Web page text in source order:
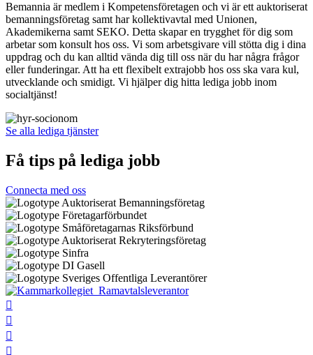
Bemannia är medlem i Kompetensföretagen och vi är ett auktoriserat
bemanningsföretag samt har kollektivavtal med Unionen,
Akademikerna samt SEKO. Detta skapar en trygghet för dig som
arbetar som konsult hos oss. Vi som arbetsgivare vill stötta dig i dina
uppdrag och du kan alltid vända dig till oss när du har några frågor
eller funderingar. Att ha ett flexibelt extrajobb hos oss ska vara kul,
utvecklande och smidigt. Vi hjälper dig hitta lediga jobb inom
socialtjänst!
Se alla lediga tjänster
Få tips på lediga jobb
Connecta med oss



